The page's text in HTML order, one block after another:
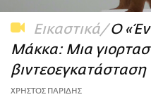
Εικαστικά Ο
Μάκκα: Μια
βιντεοεγκατάσταση
ΧΡΗΣΤΟΣ ΠΑΡΙΔΗΣ